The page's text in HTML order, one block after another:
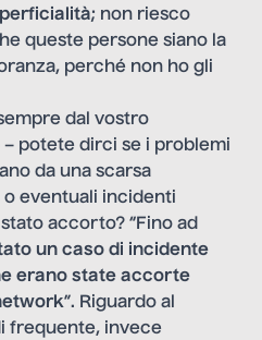
; non riesco
queste persone siano la
perché non ho gli
dal vostro
potete dirci se i problemi
da una scarsa
eventuali incidenti
accorto? “Fino ad
un caso di incidente
erano state accorte
”. Riguardo al
frequente, invece